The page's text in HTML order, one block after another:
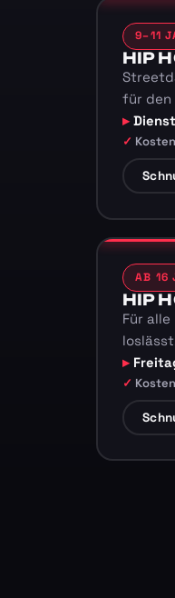
9–11
HIP
für den
AB 16
HIP
Für